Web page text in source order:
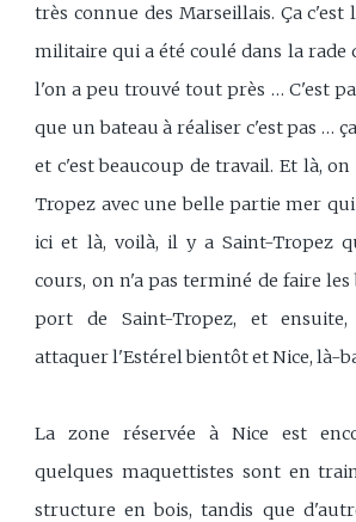
très connue des Marseillais. Ça c'est
militaire qui a été coulé dans la rade
l'on a peu trouvé tout près … C'est
que un bateau à réaliser c'est pas …
et c'est beaucoup de travail. Et là,
Tropez avec une belle partie mer
ici et là, voilà, il y a Saint-Tropez
cours, on n'a pas terminé de faire les
port de Saint-Tropez, et
attaquer l'Estérel bientôt et Nice, là-
La zone réservée à Nice est
quelques maquettistes sont en
structure en bois, tandis que